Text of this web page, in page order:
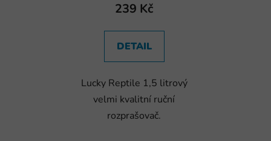
239 Kč
DETAIL
Lucky Reptile 1,5 litrový
velmi kvalitní ruční
rozprašovač.